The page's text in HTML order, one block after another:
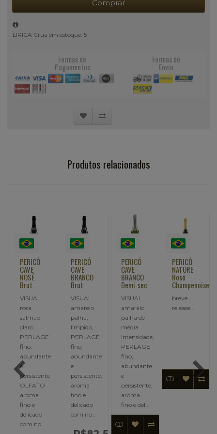
Comprar
LIRICA Crua em estoque: 5
Formas de
Pagamentos
Formas de
Envio
Produtos relacionados
PERICÓ
CAVE
ROSÉ
Brut
VISUAL
rosa
salmão
claro
PERLAGE
fino,
abundante
e
persistente
OLFATO
aroma
fino e
delicado
com no..
PERICÓ
CAVE
BRANCO
Brut
VISUAL
amarelo
palha,
límpido,
PERLAGE
fino,
abundante
e
persistente,
aroma
fino e
delicado
com no..
PERICÓ
CAVE
BRANCO
Demi-sec
VISUAL
amarelo
palha de
média
intensidade,
PERLAGE
fino,
abundante
e
persistente,
aroma
fino e del..
PERICÓ
NATURE
Rosé
Champenoise
breve
release..